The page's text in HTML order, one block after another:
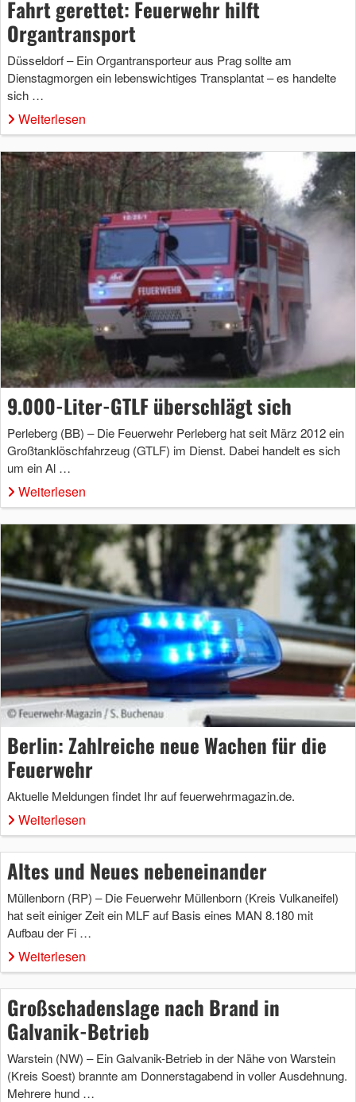
Fahrt gerettet: Feuerwehr hilft
Organtransport
Düsseldorf – Ein Organtransporteur aus Prag sollte am
Dienstagmorgen ein lebenswichtiges Transplantat – es handelte
sich …
Weiterlesen
9.000-Liter-GTLF überschlägt sich
Perleberg (BB) – Die Feuerwehr Perleberg hat seit März 2012 ein
Großtanklöschfahrzeug (GTLF) im Dienst. Dabei handelt es sich
um ein Al …
Weiterlesen
Berlin: Zahlreiche neue Wachen für die
Feuerwehr
Aktuelle Meldungen findet Ihr auf feuerwehrmagazin.de.
Weiterlesen
Altes und Neues nebeneinander
Müllenborn (RP) – Die Feuerwehr Müllenborn (Kreis Vulkaneifel)
hat seit einiger Zeit ein MLF auf Basis eines MAN 8.180 mit
Aufbau der Fi …
Weiterlesen
Großschadenslage nach Brand in
Galvanik-Betrieb
Warstein (NW) – Ein Galvanik-Betrieb in der Nähe von Warstein
(Kreis Soest) brannte am Donnerstagabend in voller Ausdehnung.
Mehrere hund …